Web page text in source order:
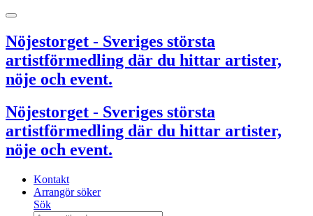
Nöjestorget - Sveriges största
artistförmedling där du hittar artister,
nöje och event.
Nöjestorget - Sveriges största
artistförmedling där du hittar artister,
nöje och event.
Kontakt
Arrangör söker
Sök